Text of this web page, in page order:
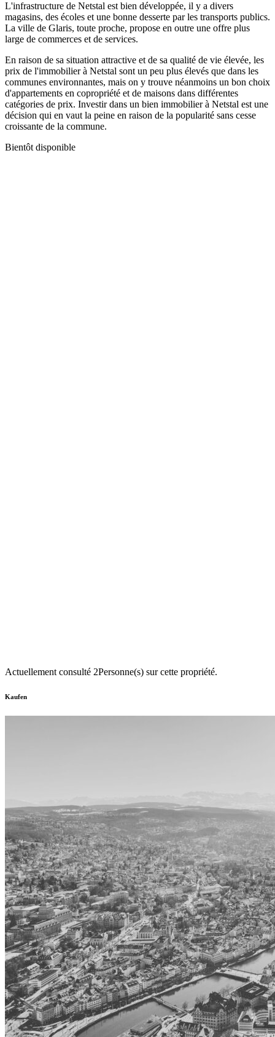
L'infrastructure de Netstal est bien développée, il y a divers
magasins, des écoles et une bonne desserte par les transports publics.
La ville de Glaris, toute proche, propose en outre une offre plus
large de commerces et de services.
En raison de sa situation attractive et de sa qualité de vie élevée, les
prix de l'immobilier à Netstal sont un peu plus élevés que dans les
communes environnantes, mais on y trouve néanmoins un bon choix
d'appartements en copropriété et de maisons dans différentes
catégories de prix. Investir dans un bien immobilier à Netstal est une
décision qui en vaut la peine en raison de la popularité sans cesse
croissante de la commune.
Bientôt disponible
Actuellement consulté 2Personne(s) sur cette propriété.
Kaufen